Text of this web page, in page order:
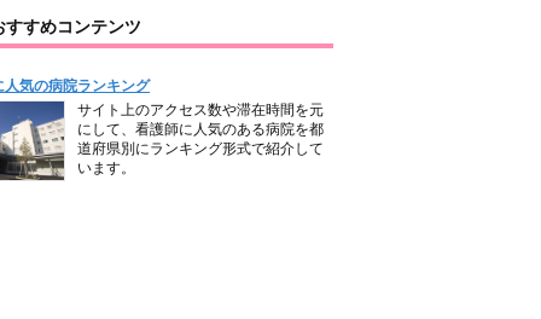
すすめコンテンツ
人気の病院ランキング
サイト上のアクセス数や滞在時間を元
にして、看護師に人気のある病院を都
道府県別にランキング形式で紹介して
います。